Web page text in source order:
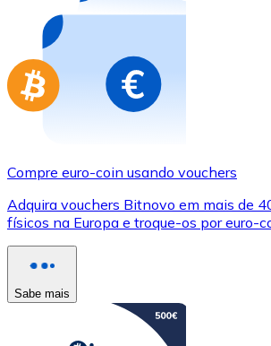
Compre cartões-presente das
Ir para a loja de cartões-presente
Compre euro-coin usando vouchers
Adquira vouchers Bitnovo em mais de
físicos na Europa e troque-os por euro-
Sabe mais